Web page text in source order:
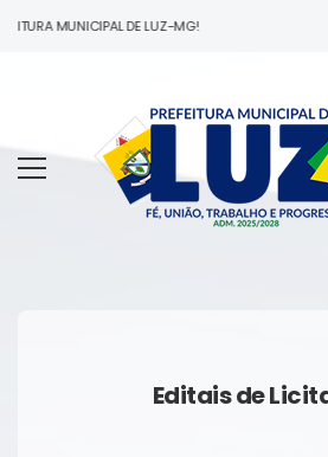
MUNICIPAL DE LUZ-MG!
Editais de